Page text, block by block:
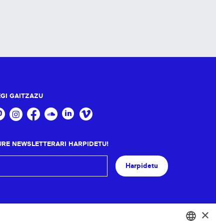
GAITZAZU
NEWSLETTERARI HARPIDETU!
Harpidetu
×